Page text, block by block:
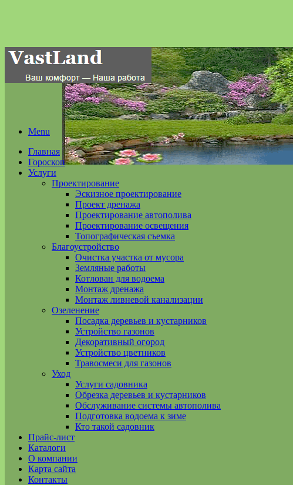
Menu
Главная
Гороскоп
Услуги
Проектирование
Эскизное проектирование
Проект дренажа
Проектирование автополива
Проектирование освещения
Топографическая съемка
Благоустройство
Очистка участка от мусора
Земляные работы
Котлован для водоема
Монтаж дренажа
Монтаж ливневой канализации
Озеленение
Посадка деревьев и кустарников
Устройство газонов
Декоративный огород
Устройство цветников
Травосмеси для газонов
Уход
Услуги садовника
Обрезка деревьев и кустарников
Обслуживание системы автополива
Подготовка водоема к зиме
Кто такой садовник
Прайс-лист
Каталоги
О компании
Карта сайта
Контакты